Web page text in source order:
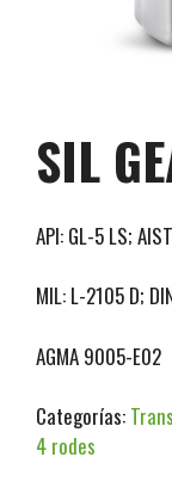
SIL
API: GL-5 LS;
MIL: L-2105 D;
AGMA 9005-E02
Categorías:
4 rodes